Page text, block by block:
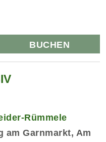
BUCHEN
Rümmele
am Garnmarkt, Am